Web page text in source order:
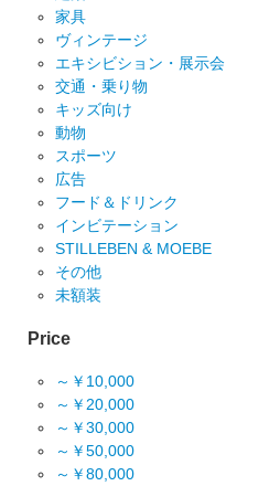
家具
ヴィンテージ
エキシビション・展示会
交通・乗り物
キッズ向け
動物
スポーツ
広告
フード＆ドリンク
インビテーション
STILLEBEN & MOEBE
その他
未額装
Price
～￥10,000
～￥20,000
～￥30,000
～￥50,000
～￥80,000